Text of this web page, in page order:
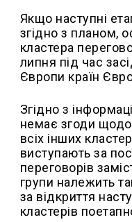
Якщо наступні
згідно з планом,
кластера
липня під час
Європи країн
Згідно з
немає згоди щодо
всіх інших
виступають за
переговорів
групи належить
за відкриття
кластерів